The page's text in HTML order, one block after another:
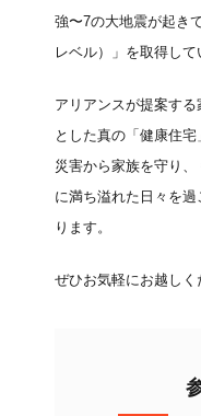
強〜7の大地震が起き
レベル）」を取得して
アリアンスが提案す
とした真の「健康住宅
災害から家族を守り
に満ち溢れた日々を
ります。
ぜひお気軽にお越しく